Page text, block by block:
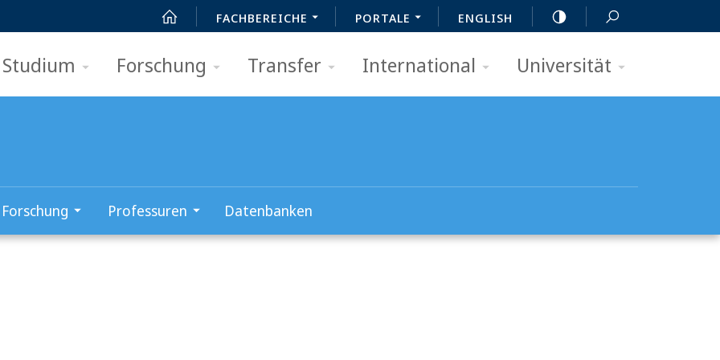
FACHBEREICHE PORTALE ENGLISH
Studium Forschung Transfer International Universität
Forschung Professuren Datenbanken